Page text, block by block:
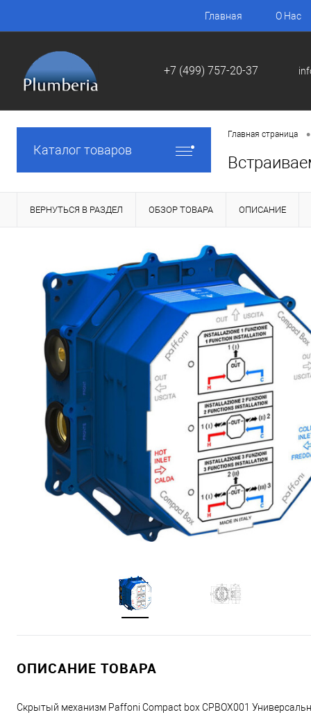
Главная О Нас
+7 (499) 757-20-37
Каталог товаров
Главная страница •
ВЕРНУТЬСЯ В РАЗДЕЛ ОБЗОР ТОВАРА ОПИСАНИЕ
ОПИСАНИЕ ТОВАРА
Скрытый механизм Paffoni Compact box CPBOX001